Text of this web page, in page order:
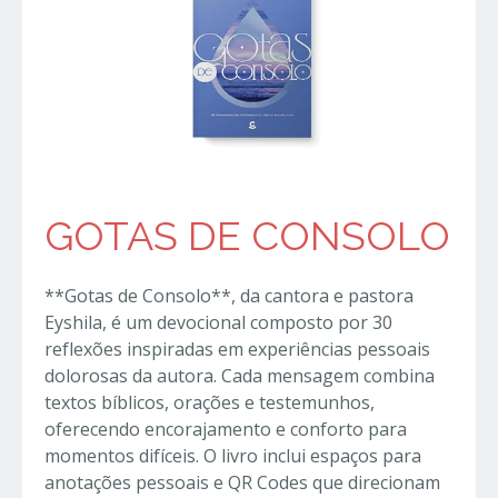
GOTAS DE CONSOLO
**Gotas de Consolo**, da cantora e pastora
Eyshila, é um devocional composto por 30
reflexões inspiradas em experiências pessoais
dolorosas da autora. Cada mensagem combina
textos bíblicos, orações e testemunhos,
oferecendo encorajamento e conforto para
momentos difíceis. O livro inclui espaços para
anotações pessoais e QR Codes que direcionam